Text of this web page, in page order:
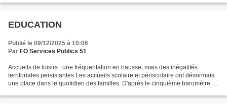
EDUCATION
Publié le 09/12/2025 à 10:06
Par FO Services Publics 51
Accueils de loisirs : une fréquentation en hausse, mais des inégalités
territoriales persistantes Les accueils scolaire et périscolaire ont désormais
une place dans le quotidien des familles. D'après le cinquième baromètre de